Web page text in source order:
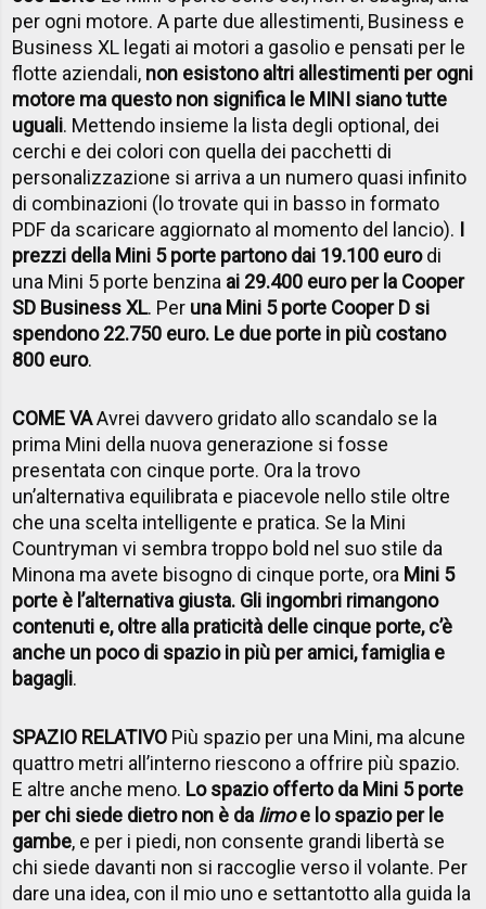
per ogni motore. A parte due allestimenti, Business e
Business XL legati ai motori a gasolio e pensati per le
flotte aziendali, non esistono altri allestimenti per ogni
motore ma questo non significa le MINI siano tutte
uguali. Mettendo insieme la lista degli optional, dei
cerchi e dei colori con quella dei pacchetti di
personalizzazione si arriva a un numero quasi infinito
di combinazioni (lo trovate qui in basso in formato
PDF da scaricare aggiornato al momento del lancio). I
prezzi della Mini 5 porte partono dai 19.100 eurodi
una Mini 5 porte benzina ai 29.400 euro per la Cooper
SD Business XL. Per una Mini 5 porte Cooper D si
spendono 22.750 euro. Le due porte in più costano
800 euro.
COME VAAvrei davvero gridato allo scandalo se la
prima Mini della nuova generazione si fosse
presentata con cinque porte. Ora la trovo
un’alternativa equilibrata e piacevole nello stile oltre
che una scelta intelligente e pratica. Se la Mini
Countryman vi sembra troppo bold nel suo stile da
Minona ma avete bisogno di cinque porte, ora Mini 5
porte è l’alternativa giusta. Gli ingombri rimangono
contenuti e, oltre alla praticità delle cinque porte, c’è
anche un poco di spazio in più per amici, famiglia e
bagagli.
SPAZIO RELATIVO Più spazio per una Mini, ma alcune
quattro metri all’interno riescono a offrire più spazio.
E altre anche meno. Lo spazio offerto da Mini 5 porte
per chi siede dietro non è da limoe lo spazio per le
gambe, e per i piedi, non consente grandi libertà se
chi siede davanti non si raccoglie verso il volante. Per
dare una idea, con il mio uno e settantotto alla guida la